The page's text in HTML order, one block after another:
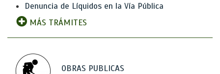
Denuncia de Líquidos en la Vía Pública
MÁS TRÁMITES
OBRAS PUBLICAS